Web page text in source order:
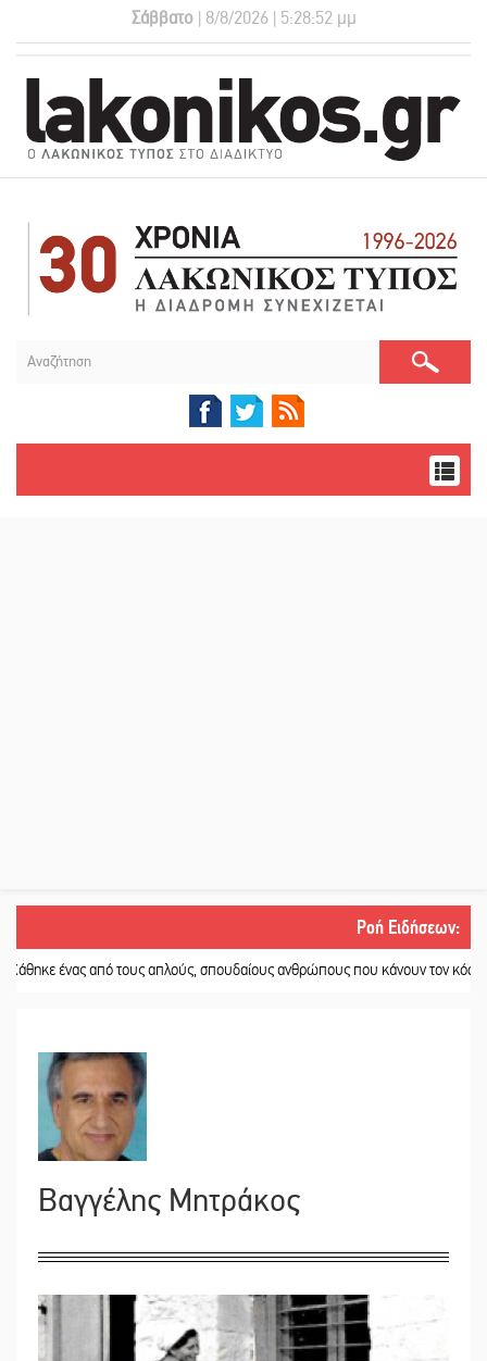
Σάββατο| 8/8/2026 | 5:28:53 μμ
Ροή Ειδήσεων:
τους απλούς, σπουδαίους ανθρώπους που κάνουν τον κόσμο λίγο πιο
Βαγγέλης Μητράκος